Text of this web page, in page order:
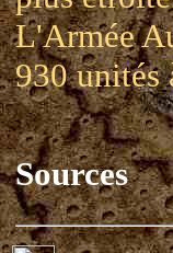
L'Armée
930 unités
Sources